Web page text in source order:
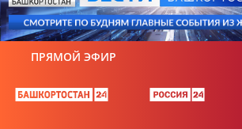
ПРЯМОЙ ЭФИР